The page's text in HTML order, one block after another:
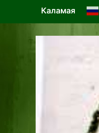
Каламая